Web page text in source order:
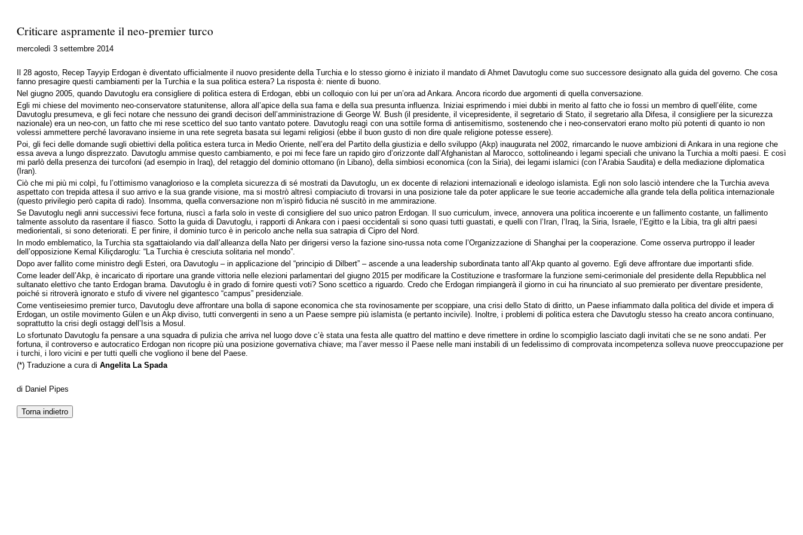
Criticare aspramente il neo-premier turco
mercoledì 3 settembre 2014
Il 28 agosto, Recep Tayyip Erdogan è diventato ufficialmente il nuovo presidente della Turchia e lo stesso giorno è iniziato il mandato di Ahmet Davutoglu come suo successore designato alla guida del governo. Che cosa
fanno presagire questi cambiamenti per la Turchia e la sua politica estera? La risposta è: niente di buono.
Nel giugno 2005, quando Davutoglu era consigliere di politica estera di Erdogan, ebbi un colloquio con lui per un’ora ad Ankara. Ancora ricordo due argomenti di quella conversazione.
Egli mi chiese del movimento neo-conservatore statunitense, allora all’apice della sua fama e della sua presunta influenza. Iniziai esprimendo i miei dubbi in merito al fatto che io fossi un membro di quell’élite, come
Davutoglu presumeva, e gli feci notare che nessuno dei grandi decisori dell’amministrazione di George W. Bush (il presidente, il vicepresidente, il segretario di Stato, il segretario alla Difesa, il consigliere per la sicurezza
nazionale) era un neo-con, un fatto che mi rese scettico del suo tanto vantato potere. Davutoglu reagì con una sottile forma di antisemitismo, sostenendo che i neo-conservatori erano molto più potenti di quanto io non
volessi ammettere perché lavoravano insieme in una rete segreta basata sui legami religiosi (ebbe il buon gusto di non dire quale religione potesse essere).
Poi, gli feci delle domande sugli obiettivi della politica estera turca in Medio Oriente, nell’era del Partito della giustizia e dello sviluppo (Akp) inaugurata nel 2002, rimarcando le nuove ambizioni di Ankara in una regione che
essa aveva a lungo disprezzato. Davutoglu ammise questo cambiamento, e poi mi fece fare un rapido giro d’orizzonte dall’Afghanistan al Marocco, sottolineando i legami speciali che univano la Turchia a molti paesi. E così
mi parlò della presenza dei turcofoni (ad esempio in Iraq), del retaggio del dominio ottomano (in Libano), della simbiosi economica (con la Siria), dei legami islamici (con l’Arabia Saudita) e della mediazione diplomatica
(Iran).
Ciò che mi più mi colpì, fu l’ottimismo vanaglorioso e la completa sicurezza di sé mostrati da Davutoglu, un ex docente di relazioni internazionali e ideologo islamista. Egli non solo lasciò intendere che la Turchia aveva
aspettato con trepida attesa il suo arrivo e la sua grande visione, ma si mostrò altresì compiaciuto di trovarsi in una posizione tale da poter applicare le sue teorie accademiche alla grande tela della politica internazionale
(questo privilegio però capita di rado). Insomma, quella conversazione non m’ispirò fiducia né suscitò in me ammirazione.
Se Davutoglu negli anni successivi fece fortuna, riuscì a farla solo in veste di consigliere del suo unico patron Erdogan. Il suo curriculum, invece, annovera una politica incoerente e un fallimento costante, un fallimento
talmente assoluto da rasentare il fiasco. Sotto la guida di Davutoglu, i rapporti di Ankara con i paesi occidentali si sono quasi tutti guastati, e quelli con l’Iran, l’Iraq, la Siria, Israele, l’Egitto e la Libia, tra gli altri paesi
mediorientali, si sono deteriorati. E per finire, il dominio turco è in pericolo anche nella sua satrapia di Cipro del Nord.
In modo emblematico, la Turchia sta sgattaiolando via dall’alleanza della Nato per dirigersi verso la fazione sino-russa nota come l’Organizzazione di Shanghai per la cooperazione. Come osserva purtroppo il leader
dell’opposizione Kemal Kiliçdaroglu: “La Turchia è cresciuta solitaria nel mondo”.
Dopo aver fallito come ministro degli Esteri, ora Davutoglu – in applicazione del “principio di Dilbert” – ascende a una leadership subordinata tanto all’Akp quanto al governo. Egli deve affrontare due importanti sfide.
Come leader dell’Akp, è incaricato di riportare una grande vittoria nelle elezioni parlamentari del giugno 2015 per modificare la Costituzione e trasformare la funzione semi-cerimoniale del presidente della Repubblica nel
sultanato elettivo che tanto Erdogan brama. Davutoglu è in grado di fornire questi voti? Sono scettico a riguardo. Credo che Erdogan rimpiangerà il giorno in cui ha rinunciato al suo premierato per diventare presidente,
poiché si ritroverà ignorato e stufo di vivere nel gigantesco “campus” presidenziale.
Come ventiseiesimo premier turco, Davutoglu deve affrontare una bolla di sapone economica che sta rovinosamente per scoppiare, una crisi dello Stato di diritto, un Paese infiammato dalla politica del divide et impera di
Erdogan, un ostile movimento Gülen e un Akp diviso, tutti convergenti in seno a un Paese sempre più islamista (e pertanto incivile). Inoltre, i problemi di politica estera che Davutoglu stesso ha creato ancora continuano,
soprattutto la crisi degli ostaggi dell’Isis a Mosul.
Lo sfortunato Davutoglu fa pensare a una squadra di pulizia che arriva nel luogo dove c’è stata una festa alle quattro del mattino e deve rimettere in ordine lo scompiglio lasciato dagli invitati che se ne sono andati. Per
fortuna, il controverso e autocratico Erdogan non ricopre più una posizione governativa chiave; ma l’aver messo il Paese nelle mani instabili di un fedelissimo di comprovata incompetenza solleva nuove preoccupazione per
i turchi, i loro vicini e per tutti quelli che vogliono il bene del Paese.
(*) Traduzione a cura di Angelita La Spada
di Daniel Pipes